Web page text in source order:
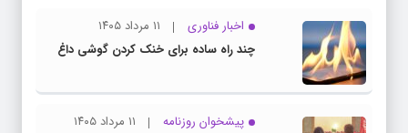
اخبار فناوری
۱۱ مرداد ۱۴۰۵
چند راه‌ ساده برای خنک کردن گوشی داغ
پیشخوان روزنامه
۱۱ مرداد ۱۴۰۵